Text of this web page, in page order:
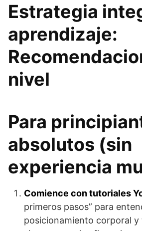
Estrategia
aprendizaje:
nivel
Para
absolutos (sin
experiencia
Comience con tutoriales
primeros pasos” para
posicionamiento corporal y